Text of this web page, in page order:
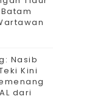
Nasib
Kini
dari